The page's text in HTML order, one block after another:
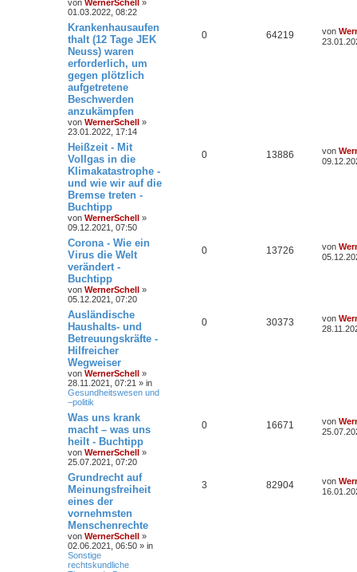
von WernerSchell
»
01.03.2022, 08:22
Krankenhausaufen
thalt (12 Tage JEK
Neuss) waren
erforderlich, um
gegen plötzlich
aufgetretene
Beschwerden
anzukämpfen
von WernerSchell »
23.01.2022, 17:14
0 64219 von
Heißzeit - Mit
Vollgas in die
Klimakatastrophe -
und wie wir auf die
Bremse treten -
Buchtipp
von WernerSchell »
09.12.2021, 07:50
0 13886 von
Corona - Wie ein
Virus die Welt
verändert -
Buchtipp
von WernerSchell »
05.12.2021, 07:20
0 13726 von
Ausländische
Haushalts- und
Betreuungskräfte -
Hilfreicher
Wegweiser
von WernerSchell »
28.11.2021, 07:21 » in
Gesundheitswesen und
–politik
0 30373 von
Was uns krank
macht – was uns
heilt - Buchtipp
von WernerSchell »
25.07.2021, 07:20
0 16671 von
Grundrecht auf
Meinungsfreiheit
eines der
vornehmsten
Menschenrechte
von WernerSchell »
02.06.2021, 06:50 » in
Sonstige
rechtskundliche
3 82904 von